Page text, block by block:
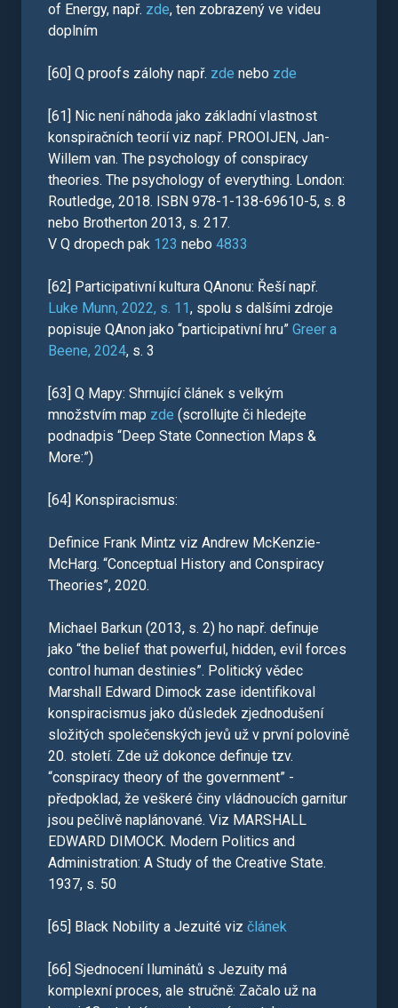
of Energy, např. zde, ten zobrazený ve videu
doplním
[60] Q proofs zálohy např. zde nebo zde
[61] Nic není náhoda jako základní vlastnost
konspiračních teorií viz např. PROOIJEN, Jan-
Willem van. The psychology of conspiracy
theories. The psychology of everything. London:
Routledge, 2018. ISBN 978-1-138-69610-5, s. 8
nebo Brotherton 2013, s. 217.
V Q dropech pak 123 nebo 4833
[62] Participativní kultura QAnonu: Řeší např.
Luke Munn, 2022, s. 11, spolu s dalšími zdroje
popisuje QAnon jako “participativní hru” Greer a
Beene, 2024, s. 3
[63] Q Mapy: Shrnující článek s velkým
množstvím map zde (scrollujte či hledejte
podnadpis “Deep State Connection Maps &
More:”)
[64] Konspiracismus:
Definice Frank Mintz viz Andrew McKenzie-
McHarg. “Conceptual History and Conspiracy
Theories”, 2020.
Michael Barkun (2013, s. 2) ho např. definuje
jako “the belief that powerful, hidden, evil forces
control human destinies”. Politický vědec
Marshall Edward Dimock zase identifikoval
konspiracismus jako důsledek zjednodušení
složitých společenských jevů už v první polovině
20. století. Zde už dokonce definuje tzv.
“conspiracy theory of the government” -
předpoklad, že veškeré činy vládnoucích garnitur
jsou pečlivě naplánované. Viz MARSHALL
EDWARD DIMOCK. Modern Politics and
Administration: A Study of the Creative State.
1937, s. 50
[65] Black Nobility a Jezuité viz článek
[66] Sjednocení Iluminátů s Jezuity má
komplexní proces, ale stručně: Začalo už na